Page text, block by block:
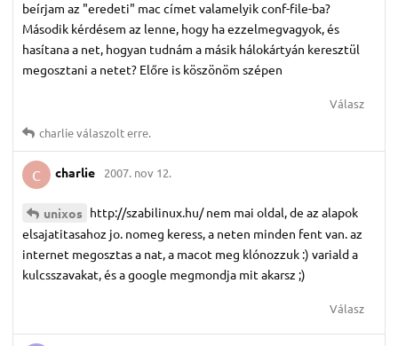
beírjam az "eredeti" mac címet valamelyik conf-file-ba?
Második kérdésem az lenne, hogy ha ezzelmegvagyok, és
hasítana a net, hogyan tudnám a másik hálokártyán keresztül
megosztani a netet? Előre is köszönöm szépen
Válasz
charlieválaszolt erre.
C charlie 2007. nov 12.
unixos http://szabilinux.hu/ nem mai oldal, de az alapok
elsajatitasahoz jo. nomeg keress, a neten minden fent van. az
internet megosztas a nat, a macot meg klónozzuk :) variald a
kulcsszavakat, és a google megmondja mit akarsz ;)
Válasz